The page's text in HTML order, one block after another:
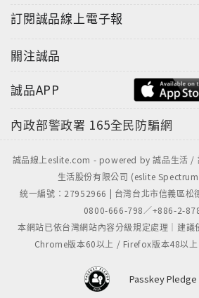
訂閱誠品線上電子報
關注誠品
誠品APP
內政部警政署 165全民防騙網
誠品線上eslite.com - powered by 誠品生活 /
生活股份有限公司 (eslite
統一編號：27952966 | 台灣台北市信義區松
0800-666-798／+886-2-
本網站已依台灣網站內容分級規定處理｜建
Chrome版本60以上 / Firefox版本48以
Passkey Pledge